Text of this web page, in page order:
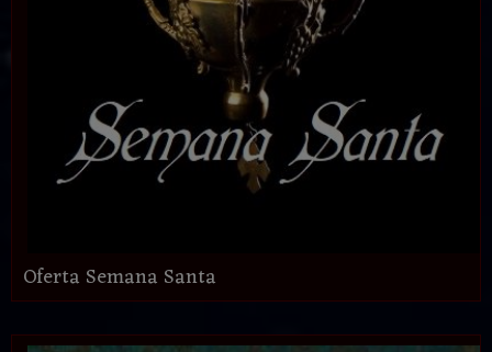
Oferta Semana Santa